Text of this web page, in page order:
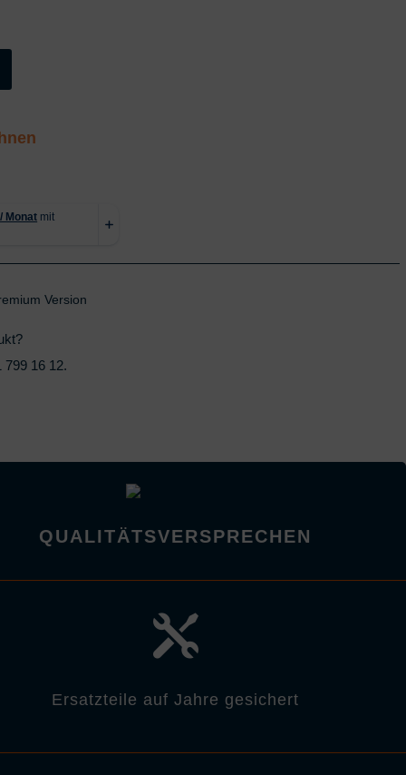
€
Version
799 16 12.
QUALITÄTSVERSPRECHEN

Ersatzteile auf Jahre gesichert